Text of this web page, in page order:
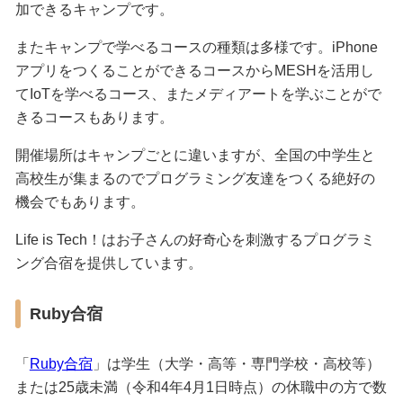
加できるキャンプです。
またキャンプで学べるコースの種類は多様です。iPhone
アプリをつくることができるコースからMESHを活用し
てIoTを学べるコース、またメディアートを学ぶことがで
きるコースもあります。
開催場所はキャンプごとに違いますが、全国の中学生と
高校生が集まるのでプログラミング友達をつくる絶好の
機会でもあります。
Life is Tech！はお子さんの好奇心を刺激するプログラミ
ング合宿を提供しています。
Ruby合宿
「 Ruby合宿 」は学生（大学・高等・専門学校・高校等）
または25歳未満（令和4年4月1日時点）の休職中の方で数